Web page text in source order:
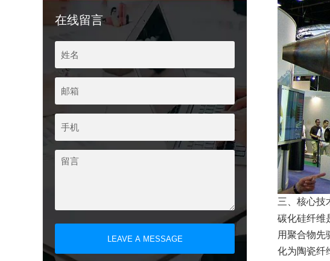
在线留言
LEAVE A MESSAGE
三、 核心技
碳化硅纤维
用聚合物先
化为陶瓷纤